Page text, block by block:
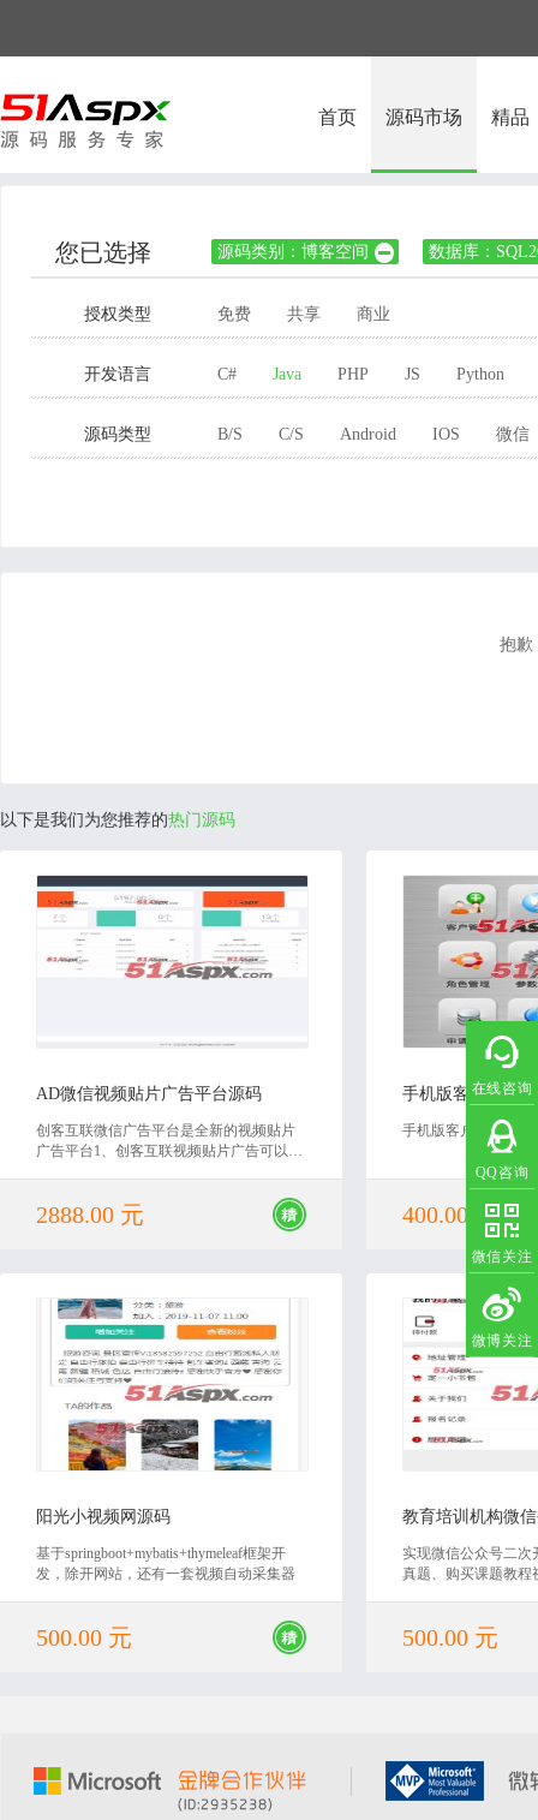
在线咨询
QQ咨询
微信关注
微博关注
首页 源码市场 精品
您已选择 源码类别：博客空间  数据库：
授权类型 免费 共享 商业
开发语言 C# Java PHP JS Python
源码类型 B/S C/S Android IOS 微信
抱歉
以下是我们为您推荐的热门源码
AD微信视频贴片广告平台源码
创客互联微信广告平台是全新的视频贴片
广告平台1、创客互联视频贴片广告可以帮
可以帮助代理商创造财富。3、创客互联广
告平台可以帮助一样有独自运营能力的公
2888.00 元
手机版客户关系
手机版客户关系管理
400.00 元
阳光小视频网源码
基于springboot+mybatis+thymeleaf框架开
发，除开网站，还有一套视频自动采集器
500.00 元
实现微信公众号二次
真题、购买课题教程
500.00 元